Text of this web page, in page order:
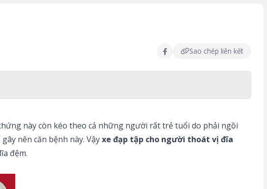
Sao chép liên kết
này còn kéo theo cả những người rất trẻ tuổi do phải ngồi
nên căn bệnh này. Vậyxe đạp tập cho người thoát vị đĩa
đệm.